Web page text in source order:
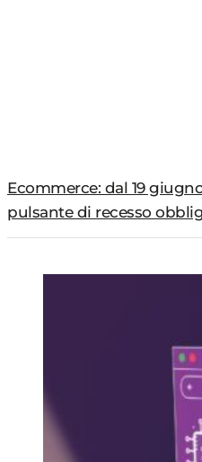
Ecommerce: dal 19
pulsante di recesso